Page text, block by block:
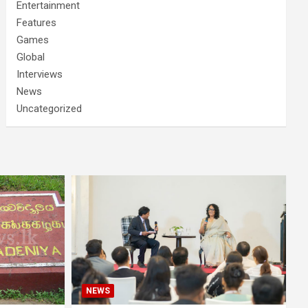
Entertainment
Features
Games
Global
Interviews
News
Uncategorized
NEWS